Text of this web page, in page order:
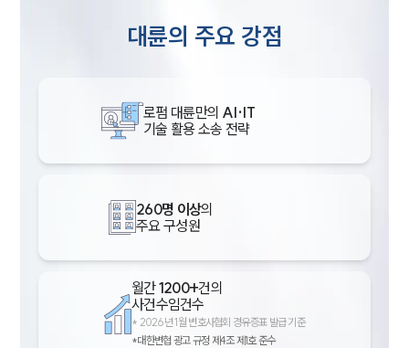
대륜의 주요 강점
로펌 대륜만의 AI·IT
기술 활용 소송 전략
260명 이상의
주요 구성원
월간1200+건의
사건수임건수
* 2026년 1월 변호사협회 경유증표 발급 기준
*대한변협 광고 규정 제4조 제1호 준수